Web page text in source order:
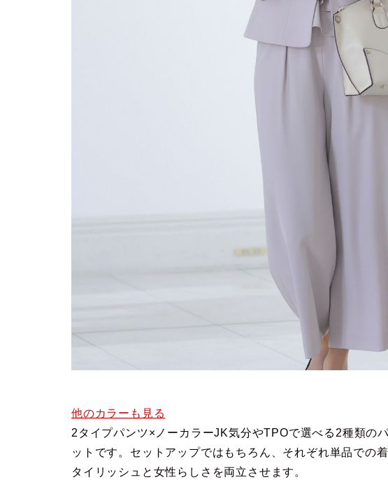
他のカラーも見る
2タイプパンツ×ノーカラーJK気分やTPOで選べる2種類の
ットです。セットアップではもちろん、それぞれ単品での
タイリッシュと女性らしさを両立させます。